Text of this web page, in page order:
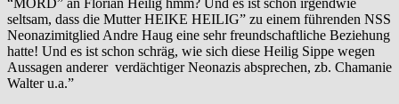
seltsam, dass die Mutter HEIKE HEILIG” zu einem führenden NSS
Neonazimitglied Andre Haug eine sehr freundschaftliche Beziehung
hatte! Und es ist schon schräg, wie sich diese Heilig Sippe wegen
Aussagen anderer verdächtiger Neonazis absprechen, zb. Chamanie
Walter u.a.”